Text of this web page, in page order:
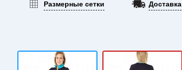
Размерные сетки Доставка